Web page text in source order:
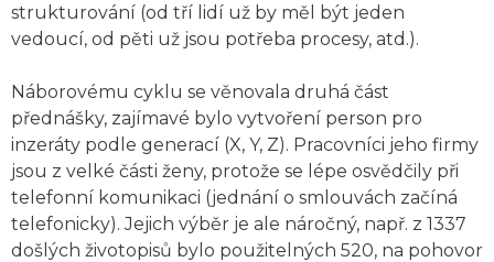
strukturování (od tří lidí už by měl být jeden
vedoucí, od pěti už jsou potřeba procesy, atd.).
Náborovému cyklu se věnovala druhá část
přednášky, zajímavé bylo vytvoření person pro
inzeráty podle generací (X, Y, Z). Pracovníci jeho firmy
jsou z velké části ženy, protože se lépe osvědčily při
telefonní komunikaci (jednání o smlouvách začíná
telefonicky). Jejich výběr je ale náročný, např. z 1337
došlých životopisů bylo použitelných 520, na pohovor